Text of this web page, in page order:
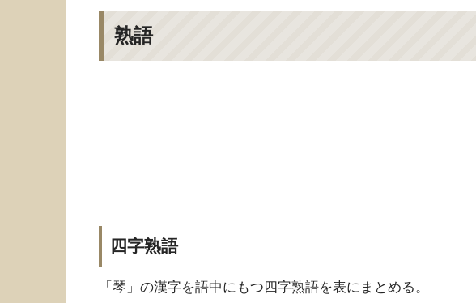
熟語
四字熟語
「琴」の漢字を語中にもつ四字熟語を表にまとめる。